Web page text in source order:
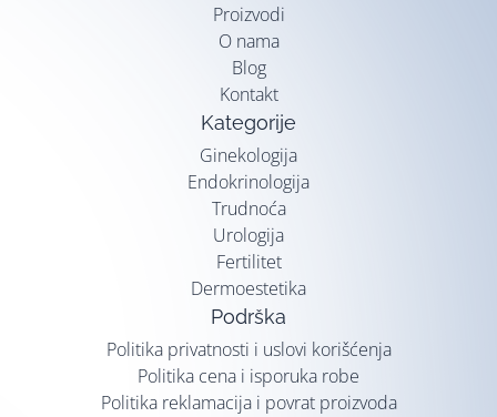
Proizvodi
O nama
Blog
Kontakt
Kategorije
Ginekologija
Endokrinologija
Trudnoća
Urologija
Fertilitet
Dermoestetika
Podrška
Politika privatnosti i uslovi korišćenja
Politika cena i isporuka robe
Politika reklamacija i povrat proizvoda